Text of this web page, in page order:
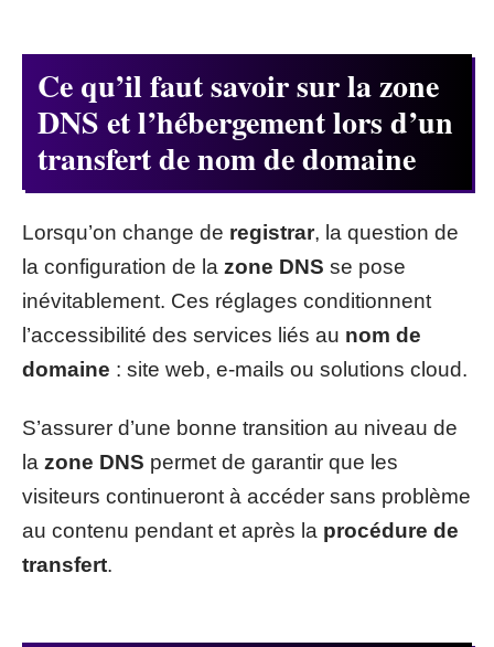
Ce qu’il faut savoir sur la zone
DNS et l’hébergement lors d’un
transfert de nom de domaine
Lorsqu’on change de registrar, la question de
la configuration de la zone DNS se pose
inévitablement. Ces réglages conditionnent
l’accessibilité des services liés au nom de
domaine : site web, e-mails ou solutions cloud.
S’assurer d’une bonne transition au niveau de
la zone DNS permet de garantir que les
visiteurs continueront à accéder sans problème
au contenu pendant et après la procédure de
transfert.